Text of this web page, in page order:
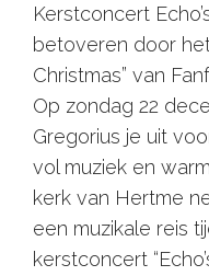
Kerstconcert
betoveren door
Christmas” van
Op zondag 22
Gregorius je uit
vol muziek en
kerk van Hertme
een muzikale reis
kerstconcert